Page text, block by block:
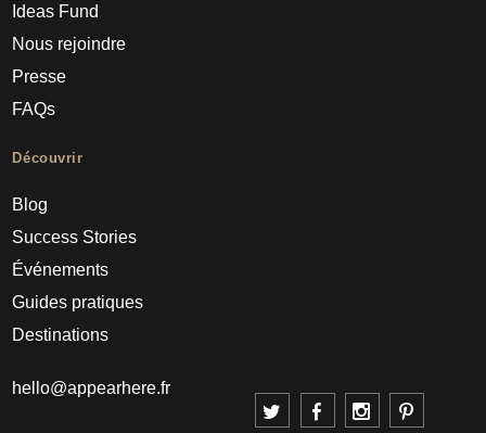
Ideas Fund
Nous rejoindre
Presse
FAQs
Découvrir
Blog
Success Stories
Événements
Guides pratiques
Destinations
hello@appearhere.fr